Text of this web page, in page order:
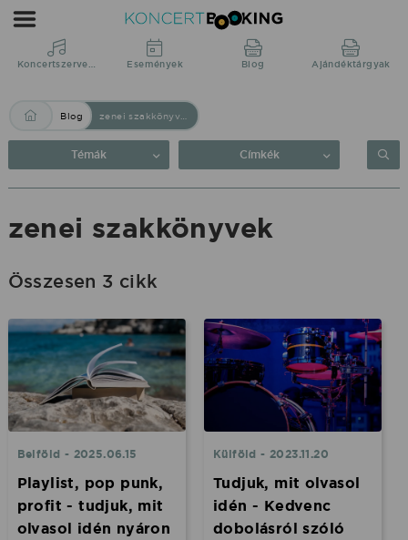
Blog:
szakkönyvek
KoncertBooking
Közvetlenül
a
Koncertszervezés Események Blog Ajándéktárgyak
Blog
Témák Címkék
zenei szakkönyvek
Összesen 3 cikk
Belföld - 2025.06.15
Playlist, pop punk,
profit - tudjuk, mit
olvasol idén nyáron
Külföld - 2023.11.20
Tudjuk, mit olvasol
idén - Kedvenc
dobolásról szóló